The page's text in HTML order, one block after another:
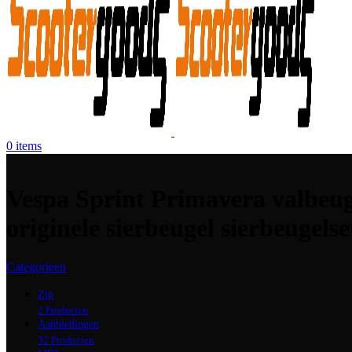
0 items
Categorieen
Zip
2 Producten
Aanbiedingen
32 Producten